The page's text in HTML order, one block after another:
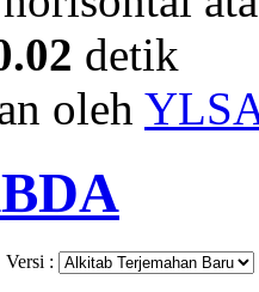
detik
oleh
Versi :